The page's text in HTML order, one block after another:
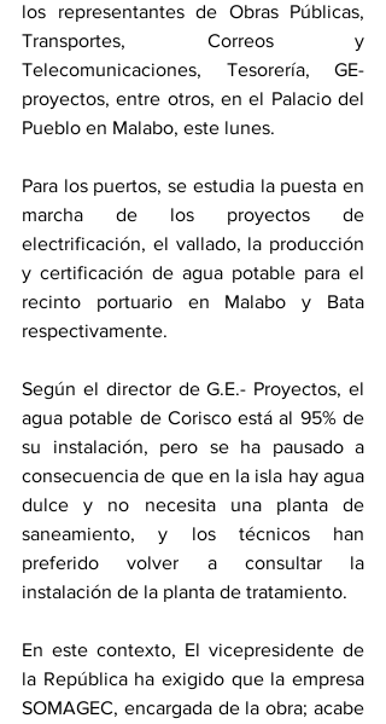
los representantes de Obras Públicas,
Transportes, Correos y
Telecomunicaciones, Tesorería, GE-
proyectos, entre otros, en el Palacio del
Pueblo en Malabo, este lunes.
Para los puertos, se estudia la puesta en
marcha de los proyectos de
electrificación, el vallado, la producción
y certificación de agua potable para el
recinto portuario en Malabo y Bata
respectivamente.
Según el director de G.E.- Proyectos, el
agua potable de Corisco está al 95% de
su instalación, pero se ha pausado a
consecuencia de que en la isla hay agua
dulce y no necesita una planta de
saneamiento, y los técnicos han
preferido volver a consultar la
instalación de la planta de tratamiento.
En este contexto, El vicepresidente de
la República ha exigido que la empresa
SOMAGEC, encargada de la obra; acabe